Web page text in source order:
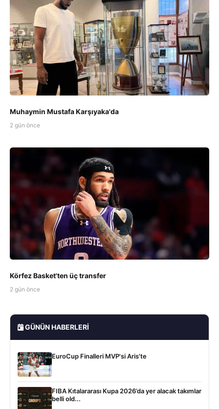
Muhaymin Mustafa Karşıyaka'da
2 gün önce
Körfez Basket'ten üç transfer
2 gün önce
GÜNÜN HABERLERI
EuroCup Finalleri MVP'si Aris'te
FIBA Kıtalararası Kupa 2026’da yer alacak takımlar
belli old...